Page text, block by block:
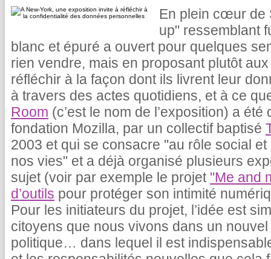
En plein cœur de
up" ressemblant
blanc et épuré a ouvert pour quelques
rien vendre, mais en proposant plutôt
réfléchir à la façon dont ils livrent leur
à travers des actes quotidiens, et à ce
Room (c’est le nom de l’exposition) a
fondation Mozilla, par un collectif baptisé
2003 et qui se consacre "au rôle social
nos vies" et a déjà organisé plusieurs
sujet (voir par exemple le projet "Me and
d’outils pour protéger son intimité
Pour les initiateurs du projet, l’idée est
citoyens que nous vivons dans un
politique… dans lequel il est